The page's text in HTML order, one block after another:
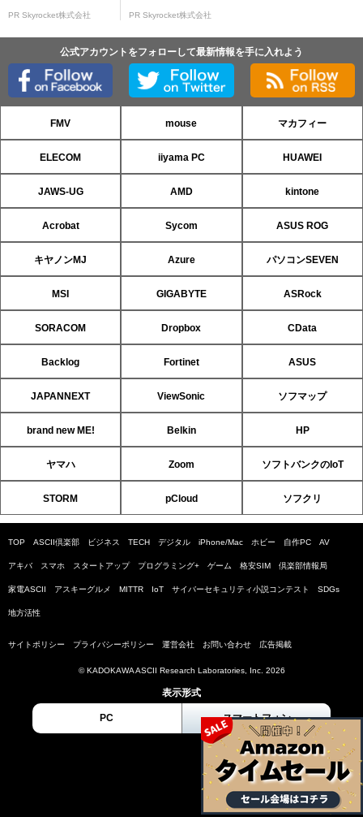
PR Skyrocket株式会社 PR Skyrocket株式会社
公式アカウントをフォローして最新情報を手に入れよう
FMV mouse マカフィー
ELECOM iiyama PC HUAWEI
JAWS-UG AMD kintone
Acrobat Sycom ASUS ROG
キヤノンMJ Azure パソコンSEVEN
MSI GIGABYTE ASRock
SORACOM Dropbox CData
Backlog Fortinet ASUS
JAPANNEXT ViewSonic ソフマップ
brand new ME! Belkin HP
ヤマハ Zoom ソフトバンクのIoT
STORM pCloud ソフクリ
TOP ASCII倶楽部 ビジネス TECH デジタル iPhone/Mac ホビー 自作PC AV
アキバ スマホ スタートアップ プログラミング+ ゲーム 格安SIM 倶楽部情報局
家電ASCII アスキーグルメ MITTR IoT サイバーセキュリティ小説コンテスト SDGs
地方活性
サイトポリシー プライバシーポリシー 運営会社 お問い合わせ 広告掲載
© KADOKAWA ASCII Research Laboratories, Inc. 2026
表示形式
PC スマートフォン